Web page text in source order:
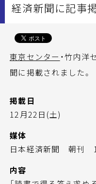
経済新聞に記事
東京センター ・竹内洋
聞に掲載されました。
掲載日
12月22日(土)
媒体
日本経済新聞 朝刊
内容